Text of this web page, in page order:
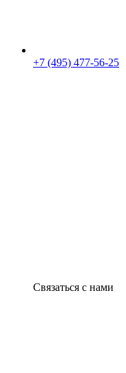
+7 (495) 477-56-25
Связаться с нами